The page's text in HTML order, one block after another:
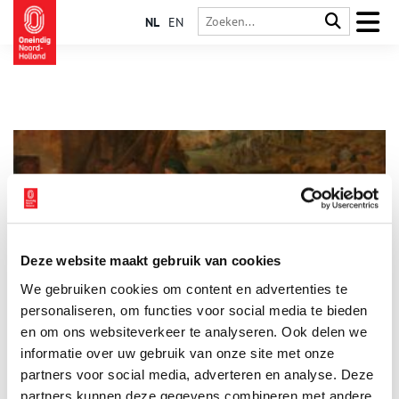
Deze website maakt gebruik van cookies
We gebruiken cookies om content en advertenties te
personaliseren, om functies voor social media te bieden
en om ons websiteverkeer te analyseren. Ook delen we
informatie over uw gebruik van onze site met onze
partners voor social media, adverteren en analyse. Deze
partners kunnen deze gegevens combineren met andere
NL EN
hennetaster
Stiekem doen we het allemaal.. Als je op een LEGO blokje
staat, je teen stoot, tijdens een ruzie met die vervelende
buurman of in de auto tegen andere weggebruikers. Schelden
en vloeken behoor je als nette burger natuurlijk niet te doen,
maar het lucht zo op! Engelse onderzoekers hebben zelfs
aangetoond dat je pijn beter kan verdragen als je er